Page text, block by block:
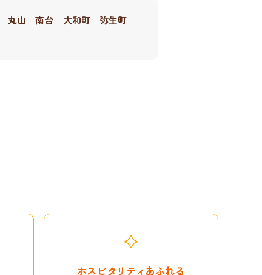
丸山 南台 大和町
弥生町
ホスピタリティあふれる